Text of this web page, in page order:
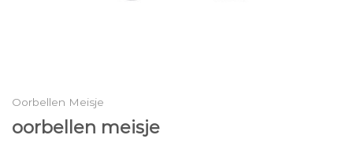
Oorbellen Meisje
oorbellen meisje